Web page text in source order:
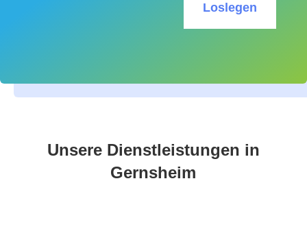
Loslegen
Unsere Dienstleistungen in
Gernsheim